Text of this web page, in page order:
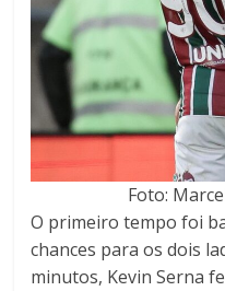
Foto:
O primeiro tempo foi
chances para os dois
minutos, Kevin Serna